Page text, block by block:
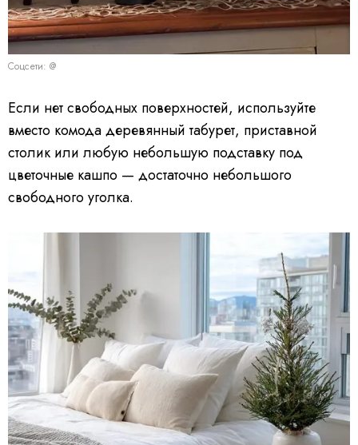
Соцсети: @
Если нет свободных поверхностей, используйте
вместо комода деревянный табурет, приставной
столик или любую небольшую подставку под
цветочные кашпо — достаточно небольшого
свободного уголка.